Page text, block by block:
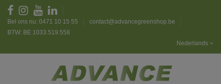
Bel ons nu: 0471 10 15 55
contact@advancegreenshop.be
BTW: BE 1033.519.558
Nederlands